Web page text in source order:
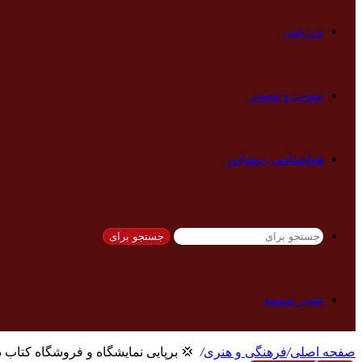
ورزشی
صوت و تصویر
هواشناسی نیشابور
جستجو برای
تغییر پوسته
صفحه اصلی/فرهنگی و هنری/
💢 برپایی نمایشگاه و فروشگاه کتاب